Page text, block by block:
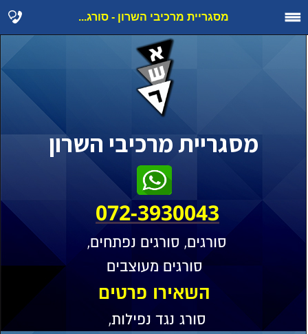
מסגריית מרכיבי השרון - סורג...
072-3930043
מסגריית מרכיבי השרון
סורגים, סורגים נפתחים,
סורגים מעוצבים
סורג נגד נפילות,
השאירו פרטים